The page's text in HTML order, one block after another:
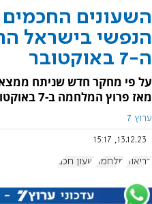
השעונים
הנפשי בישראל
ה-7 באוקטובר
על פי מחקר חדש שניתח
מאז פרוץ המלחמה ב-7 באוקטובר חל זינוק במתח הנפשי
ערוץ 7
13.12.23, 15:17
בריאות מלחמה שעון חכם